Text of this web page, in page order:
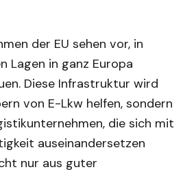
der EU sehen vor, in
Lagen in ganz Europa
Diese Infrastruktur wird
von E-Lkw helfen, sondern
die sich mit
auseinandersetzen
nur aus guter